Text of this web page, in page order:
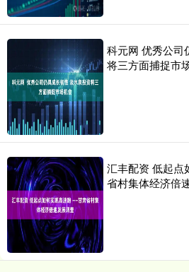
科元网 优秀公司
将三方面捕捉市
汇丰配资 低起
省村集体经济倍